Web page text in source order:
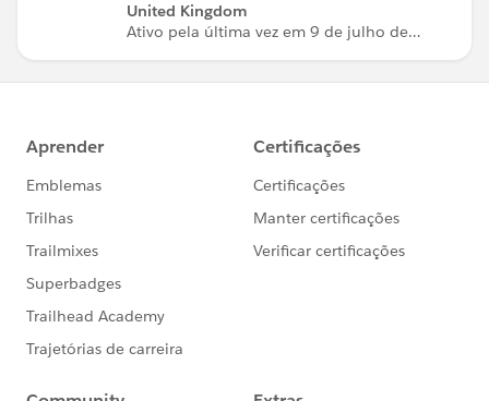
United Kingdom
Ativo pela última vez em 9 de julho de